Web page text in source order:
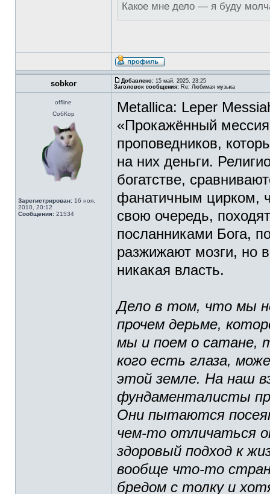
Какое мне дело — я буду
sobkor Добавлено: 15 май, 2025, 23:25
Заголовок сообщения: Re: Любимая музыка
offline
СобКор
Зарегистрирован: 16 ноя,
2010, 20:12
Сообщения: 21534
Metallica: Leper
«Прокажённый
проповедников,
на них деньги.
богатстве,
фанатичным цирком,
свою очередь,
посланниками Бога,
разжижают мозги, но
никакая власть.
Дело в том, что мы
прочем дерьме,
мы и поем о сатане,
кого есть глаза,
этой земле. На наш
фундаменталисты
Они пытаются
чем-то отличаться
здоровый подход к
вообще что-то
бредом с толку и